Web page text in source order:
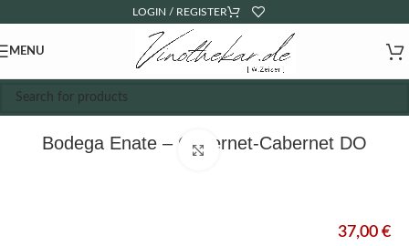
LOGIN / REGISTER
MENU
Bodega Enate – Cabernet-Cabernet DO
Click to enlarge
37,00 €